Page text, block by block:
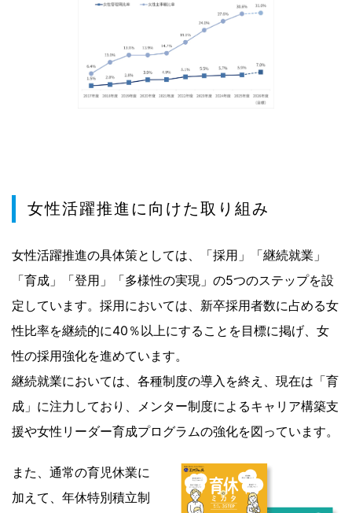
女性活躍推進に向けた取り組み
女性活躍推進の具体策としては、「採用」「継続就業」
「育成」「登用」「多様性の実現」の5つのステップを設
定しています。採用においては、新卒採用者数に占める女
性比率を継続的に40％以上にすることを目標に掲げ、女
性の採用強化を進めています。
継続就業においては、各種制度の導入を終え、現在は「育
成」に注力しており、メンター制度によるキャリア構築支
援や女性リーダー育成プログラムの強化を図っています。
また、通常の育児休業に
加えて、年休特別積立制